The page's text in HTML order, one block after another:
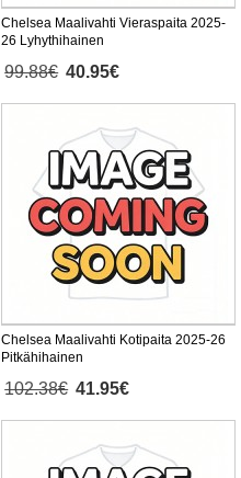
Chelsea Maalivahti Vieraspaita 2025-
26 Lyhythihainen
99.88€ 40.95€
Chelsea Maalivahti Kotipaita 2025-26
Pitkähihainen
102.38€ 41.95€